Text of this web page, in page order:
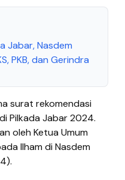
Jabar, Nasdem
PKB, dan Gerindra
surat rekomendasi
Pilkada Jabar 2024.
oleh Ketua Umum
Ilham di Nasdem